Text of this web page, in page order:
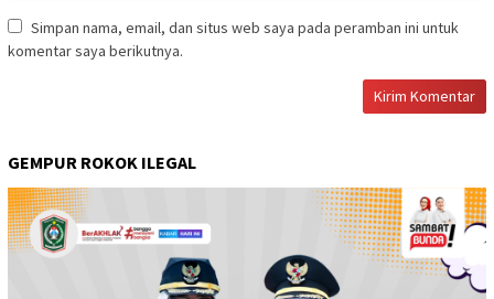
Simpan nama, email, dan situs web saya pada peramban ini untuk
komentar saya berikutnya.
GEMPUR ROKOK ILEGAL